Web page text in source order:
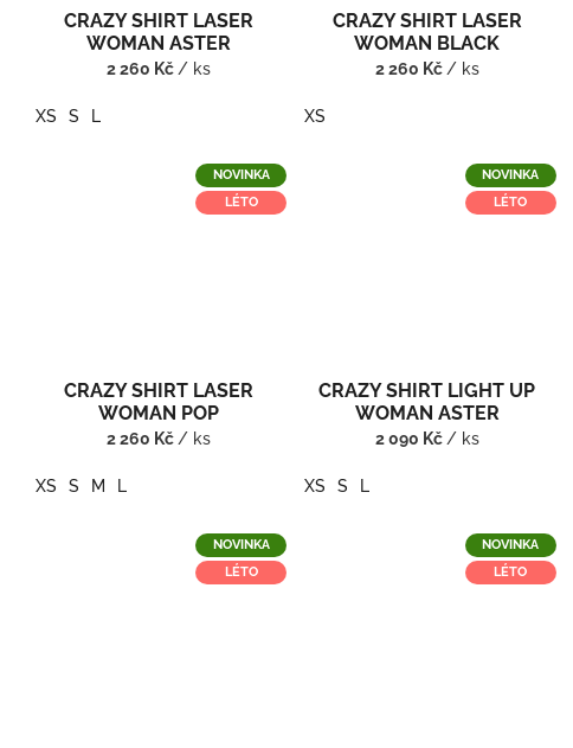
CRAZY SHIRT LASER
WOMAN ASTER
2 260 Kč / ks
XS S L
CRAZY SHIRT LASER
WOMAN BLACK
2 260 Kč / ks
XS
NOVINKA
LÉTO
CRAZY SHIRT LASER
WOMAN POP
2 260 Kč/ ks
XS S M L
NOVINKA
LÉTO
CRAZY SHIRT LIGHT UP
WOMAN ASTER
2 090 Kč/ ks
XS S L
NOVINKA
LÉTO
NOVINKA
LÉTO